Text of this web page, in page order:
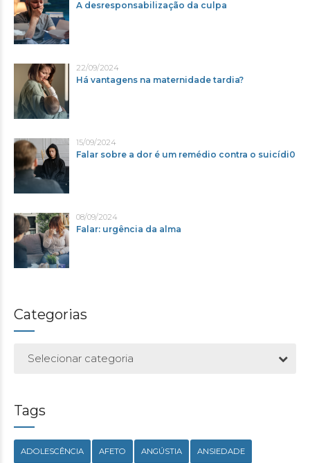
A desresponsabilização da culpa
22/09/2024
Há vantagens na maternidade tardia?
15/09/2024
Falar sobre a dor é um remédio contra o suicídi0
08/09/2024
Falar: urgência da alma
Categorias
Selecionar categoria
Tags
ADOLESCÊNCIA AFETO ANGÚSTIA ANSIEDADE